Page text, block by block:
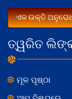
ତ୍ୱରିତ
ମୂଳ ପୃଷ୍ଠା
ଏକ ଉକ୍ତି